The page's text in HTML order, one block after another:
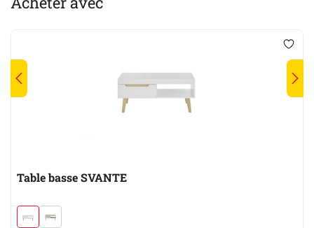
Table basse SVANTE